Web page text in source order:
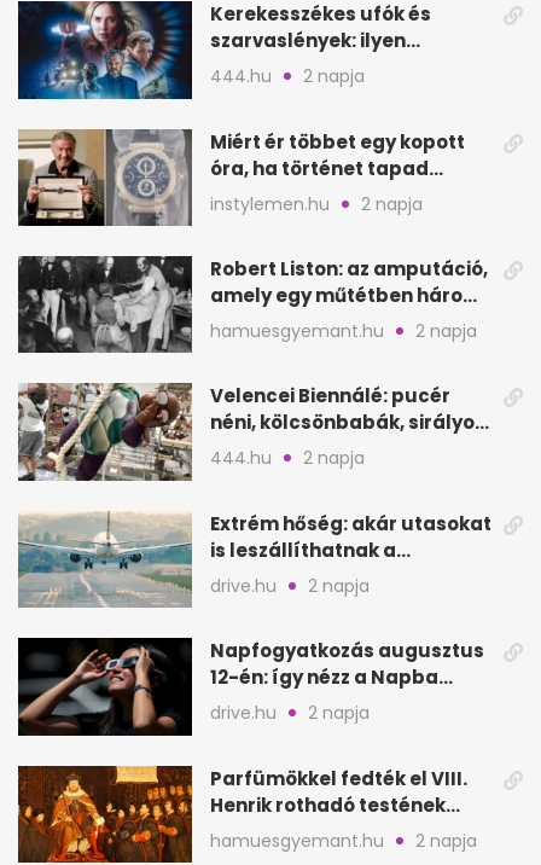
Kerekesszékes ufók és
szarvaslények: ilyen
Spielberg új filmje
444.hu 2 napja
Miért ér többet egy kopott
óra, ha történet tapad
hozzá?
instylemen.hu 2 napja
Robert Liston: az amputáció,
amely egy műtétben három
életet követelt
hamuesgyemant.hu 2 napja
Velencei Biennálé: pucér
néni, kölcsönbabák, sirályok,
és kész a családi program
444.hu 2 napja
Extrém hőség: akár utasokat
is leszállíthatnak a
repülőgépről
drive.hu 2 napja
Napfogyatkozás augusztus
12-én: így nézz a Napba
biztonságosan
drive.hu 2 napja
Parfümökkel fedték el VIII.
Henrik rothadó testének
szagát
hamuesgyemant.hu 2 napja